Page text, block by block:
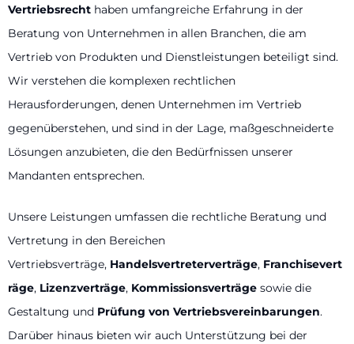
Vertriebsrecht haben umfangreiche Erfahrung in der
Beratung von Unternehmen in allen Branchen, die am
Vertrieb von Produkten und Dienstleistungen beteiligt sind.
Wir verstehen die komplexen rechtlichen
Herausforderungen, denen Unternehmen im Vertrieb
gegenüberstehen, und sind in der Lage, maßgeschneiderte
Lösungen anzubieten, die den Bedürfnissen unserer
Mandanten entsprechen.
Unsere Leistungen umfassen die rechtliche Beratung und
Vertretung in den Bereichen
Vertriebsverträge, Handelsvertreterverträge, Franchisevert
räge, Lizenzverträge, Kommissionsverträge sowie die
Gestaltung und Prüfung von Vertriebsvereinbarungen.
Darüber hinaus bieten wir auch Unterstützung bei der